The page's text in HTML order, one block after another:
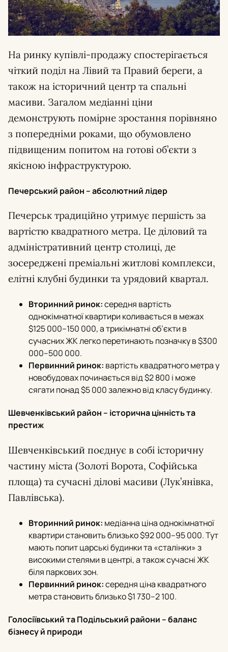
На ринку купівлі-продажу спостерігається
чіткий поділ на Лівий та Правий береги, а
також на історичний центр та спальні
масиви. Загалом медіанні ціни
демонструють помірне зростання порівняно
з попередніми роками, що обумовлено
підвищеним попитом на готові об’єкти з
якісною інфраструктурою.
Печерський район – абсолютний лідер
Печерськ традиційно утримує першість за
вартістю квадратного метра. Це діловий та
адміністративний центр столиці, де
зосереджені преміальні житлові комплекси,
елітні клубні будинки та урядовий квартал.
Вторинний ринок:середня вартість
однокімнатної квартири коливається в межах
$125 000–150 000, а трикімнатні об’єкти в
сучасних ЖК легко перетинають позначку в $300
000–500 000.
Первинний ринок: вартість квадратного метра у
новобудовах починається від $2 800 і може
сягати понад $5 000 залежно від класу будинку.
Шевченківський район – історична цінність та
престиж
Шевченківський поєднує в собі історичну
частину міста (Золоті Ворота, Софійська
площа) та сучасні ділові масиви (Лук’янівка,
Павлівська).
Вторинний ринок: медіанна ціна однокімнатної
квартири становить близько $92 000–95 000. Тут
мають попит царські будинки та «сталінки» з
високими стелями в центрі, а також сучасні ЖК
біля паркових зон.
Первинний ринок:середня ціна квадратного
метра становить близько $1 730–2 100.
Голосіївський та Подільський райони – баланс
бізнесу й природи